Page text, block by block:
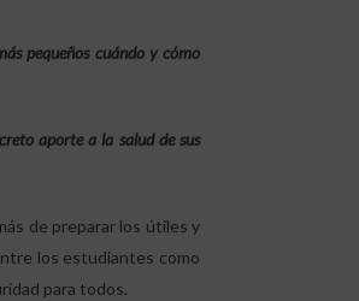
pequeños cuándo y cómo
aporte a la salud de sus
de preparar los útiles y
los estudiantes como
para todos.